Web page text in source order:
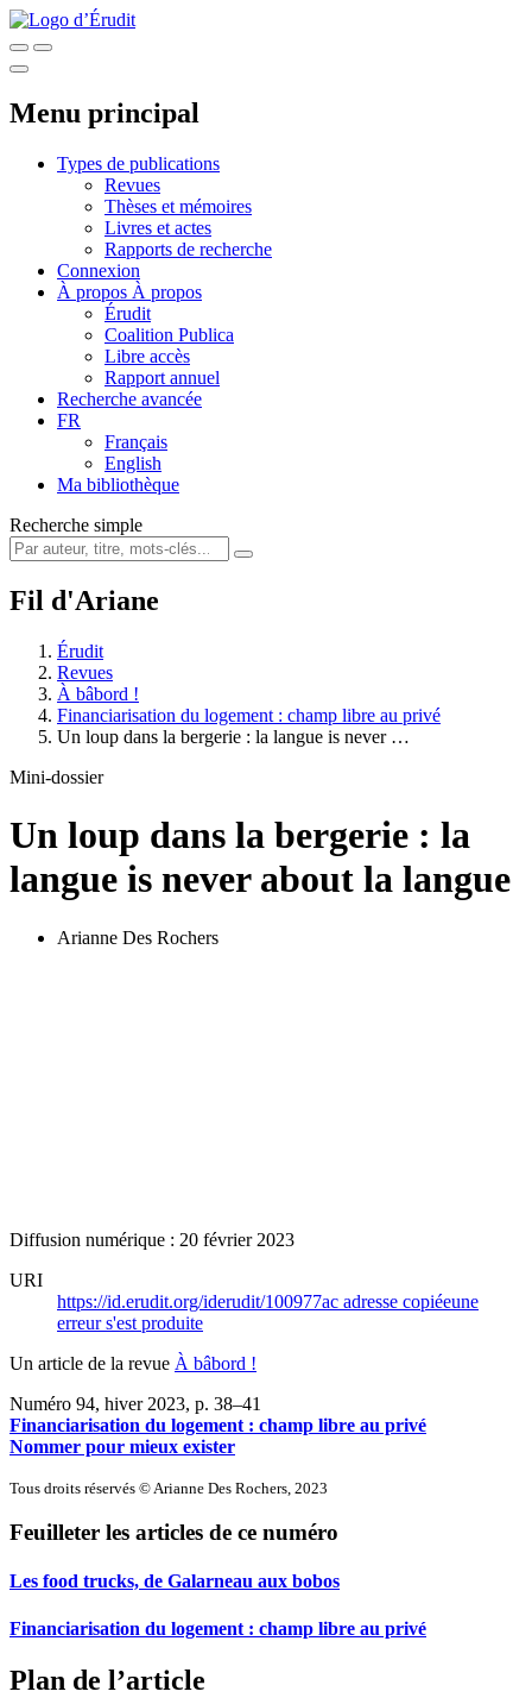
Menu principal
Types de publications
Revues
Thèses et mémoires
Livres et actes
Rapports de recherche
Connexion
À propos À propos
Érudit
Coalition Publica
Libre accès
Rapport annuel
Recherche avancée
FR
Français
English
Ma bibliothèque
Recherche simple
Fil d'Ariane
Érudit
Revues
À bâbord !
Financiarisation du logement : champ libre au privé
Un loup dans la bergerie : la langue is never …
Mini-dossier
Un loup dans la bergerie : la
langue is never about la langue
Arianne Des Rochers
Diffusion numérique : 20 février 2023
URI
https://id.erudit.org/iderudit/100977ac adresse copiéeune
erreur s'est produite
Un article de la revue À bâbord !
Numéro 94, hiver 2023, p. 38–41
Financiarisation du logement : champ libre au privé
Nommer pour mieux exister
Tous droits réservés © Arianne Des Rochers, 2023
Feuilleter les articles de ce numéro
Les food trucks, de Galarneau aux bobos
Financiarisation du logement : champ libre au privé
Plan de l’article